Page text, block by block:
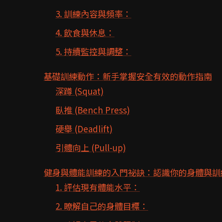
3. 訓練內容與頻率：
4. 飲食與休息：
5. 持續監控與調整：
基礎訓練動作：新手掌握安全有效的動作指南
深蹲 (Squat)
臥推 (Bench Press)
硬舉 (Deadlift)
引體向上 (Pull-up)
健身與體能訓練的入門祕訣：認識你的身體與
1. 評估現有體能水平：
2. 瞭解自己的身體目標：